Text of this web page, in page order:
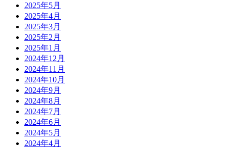
2025年5月
2025年4月
2025年3月
2025年2月
2025年1月
2024年12月
2024年11月
2024年10月
2024年9月
2024年8月
2024年7月
2024年6月
2024年5月
2024年4月